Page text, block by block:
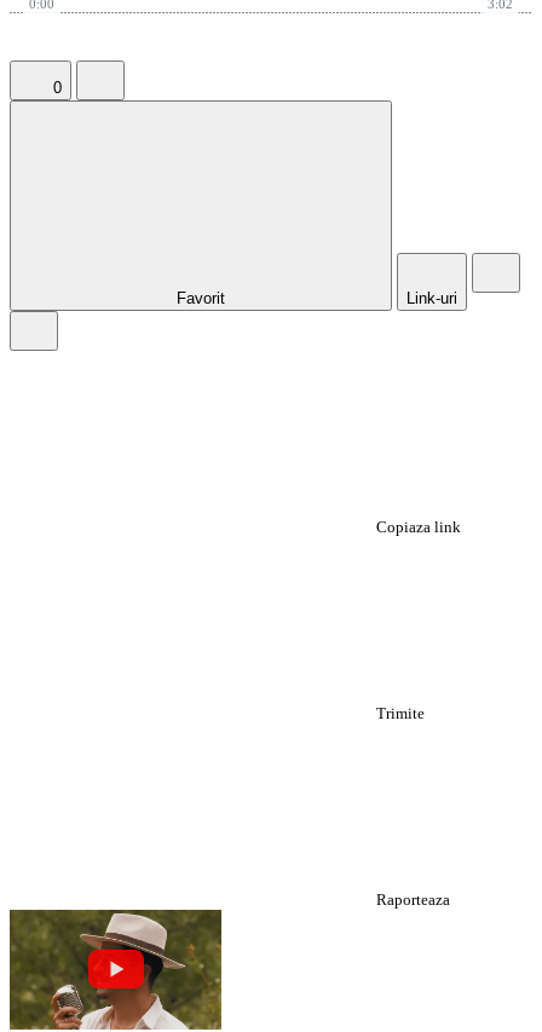
0:00 3:02
0
Favorit Link-uri
Copiaza link
Trimite
Raporteaza